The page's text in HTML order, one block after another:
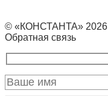
© «КОНСТАНТА» 2026
Обратная связь